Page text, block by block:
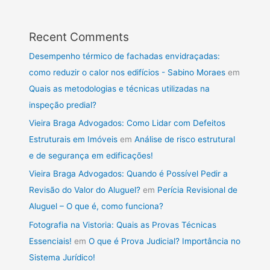
Recent Comments
Desempenho térmico de fachadas envidraçadas:
como reduzir o calor nos edifícios - Sabino Moraes em
Quais as metodologias e técnicas utilizadas na
inspeção predial?
Vieira Braga Advogados: Como Lidar com Defeitos
Estruturais em Imóveis emAnálise de risco estrutural
e de segurança em edificações!
Vieira Braga Advogados: Quando é Possível Pedir a
Revisão do Valor do Aluguel? em Perícia Revisional de
Aluguel – O que é, como funciona?
Fotografia na Vistoria: Quais as Provas Técnicas
Essenciais! emO que é Prova Judicial? Importância no
Sistema Jurídico!